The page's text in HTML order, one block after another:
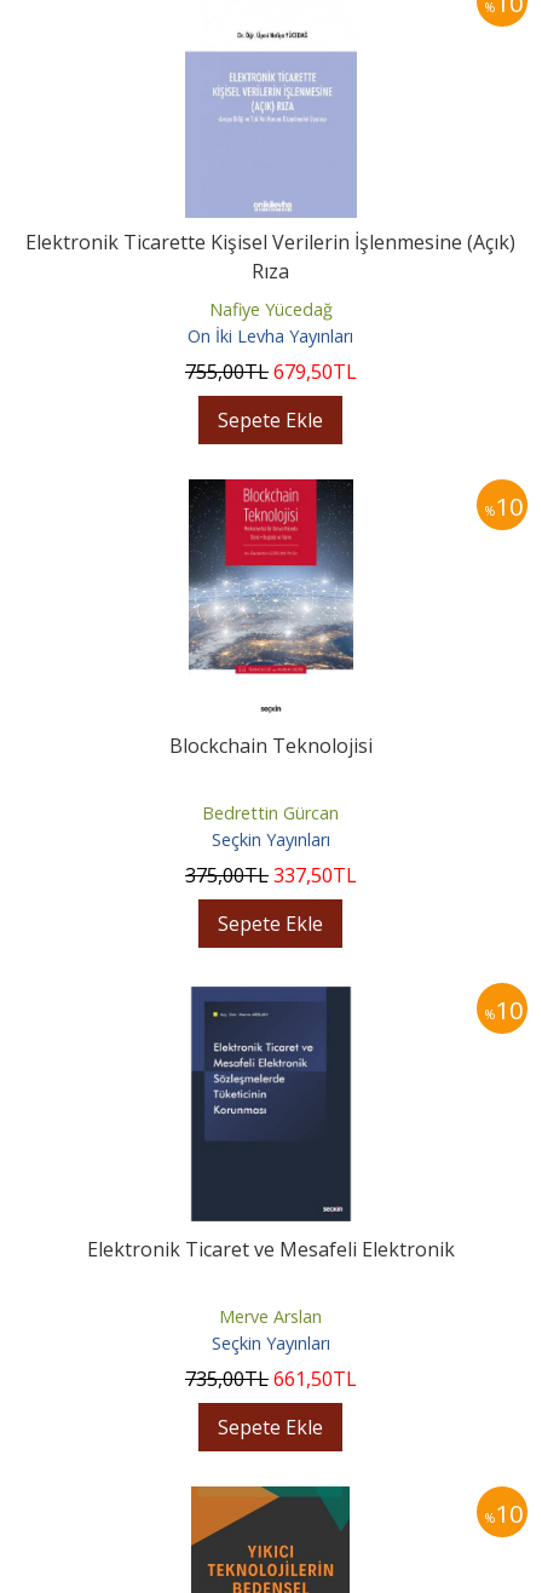
%
Elektronik Ticarette Kişisel Verilerin İşlenmesine (Açık)
Rıza
Nafiye Yücedağ
On İki Levha Yayınları
755,00TL679,50TL
Sepete Ekle
%10
Blockchain Teknolojisi
Bedrettin Gürcan
Seçkin Yayınları
375,00TL337,50TL
Sepete Ekle
%10
Elektronik Ticaret ve Mesafeli Elektronik
Merve Arslan
Seçkin Yayınları
735,00TL661,50TL
Sepete Ekle
%10